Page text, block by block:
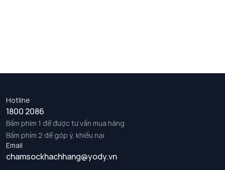
Hotline
1800 2086
Bấm phím 1 để được tư vấn mua hàng
Bấm phím 2 để góp ý, khiếu nại
Email
chamsockhachhang@yody.vn